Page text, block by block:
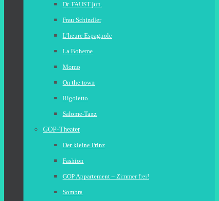
Dr. FAUST jun.
Frau Schindler
L’heure Espagnole
La Boheme
Momo
On the town
Rigoletto
Salome-Tanz
GOP-Theater
Der kleine Prinz
Fashion
GOP Appartement – Zimmer frei!
Sombra